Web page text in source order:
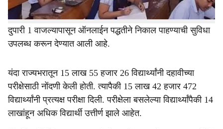
गेल्या वर्षीच्या तुलनेत निकालात 2.01 टक्क्यांनी घट झाली असली
तरी मोठ्या संख्येने विद्यार्थ्यांनी यश संपादन केले आहे. विद्यार्थ्यांना
दुपारी 1 वाजल्यापासून ऑनलाईन पद्धतीने निकाल पाहण्याची सुविधा
उपलब्ध करून देण्यात आली आहे.
यंदा राज्यभरातून 15 लाख 55 हजार 26 विद्यार्थ्यांनी दहावीच्या
परीक्षेसाठी नोंदणी केली होती. त्यापैकी 15 लाख 42 हजार 472
विद्यार्थ्यांनी प्रत्यक्ष परीक्षा दिली. परीक्षेला बसलेल्या विद्यार्थ्यांपैकी 14
लाखांहून अधिक विद्यार्थी उत्तीर्ण झाले आहेत.